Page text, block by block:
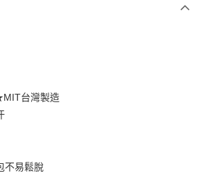
台灣製造
不易鬆脫